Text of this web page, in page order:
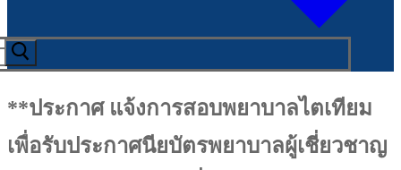
**ประกาศ แจ้งการสอบพยาบาลไตเทียม
เพื่อรับประกาศนียบัตรพยาบาลผู้เชี่ยวชาญ